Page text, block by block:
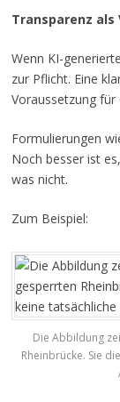
Transparenz als
Wenn KI-
zur Pflicht. Eine
Voraussetzung für
Formulierungen
Noch besser ist
was nicht.
Zum Beispiel:
Die Abbildung
Rheinbrücke. Sie